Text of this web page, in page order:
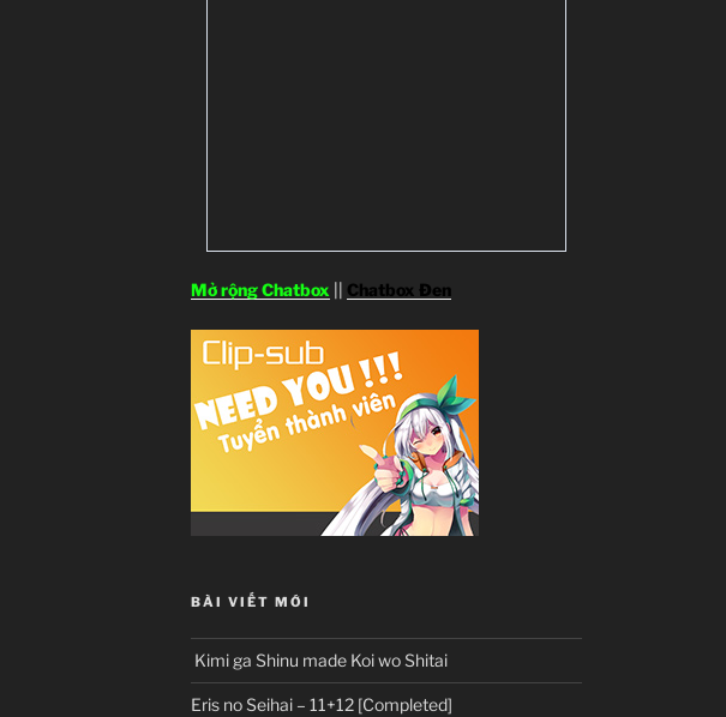
Mở rộng Chatbox Chatbox Đen
BÀI VIẾT MỚI
Kimi ga Shinu made Koi wo Shitai
Eris no Seihai – 11+12 [Completed]